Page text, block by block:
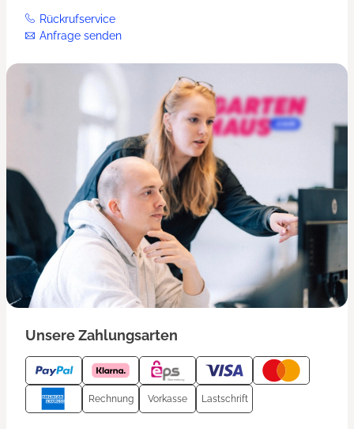
Rückrufservice
Anfrage senden
Unsere Zahlungsarten
Rechnung Vorkasse Lastschrift